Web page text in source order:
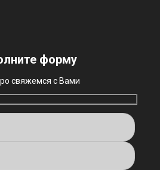
форму
свяжемся с Вами